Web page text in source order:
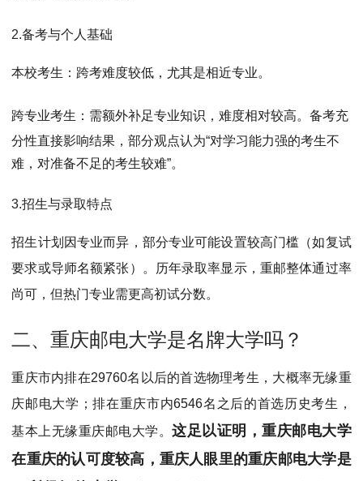
2.备考与个人基础
本校考生 ：跨考难度较低，尤其是相近专业。
跨专业考生 ：需额外补足专业知识，难度相对较高。备考充
分性直接影响结果，部分观点认为“对学习能力强的考生不
难，对准备不足的考生较难”。
3.招生与录取特点
招生计划因专业而异，部分专业可能设置较高门槛（如复试
要求或导师名额紧张）。历年录取率显示，重邮整体通过率
尚可，但热门专业需更高初试分数。
二、重庆邮电大学是名牌大学吗？
重庆市内排在29760名以后的首选物理考生，大概率无缘重
庆邮电大学；排在重庆市内6546名之后的首选历史考生，
基本上无缘重庆邮电大学。这足以证明，重庆邮电大学
在重庆的认可度较高，重庆人眼里的重庆邮电大学是